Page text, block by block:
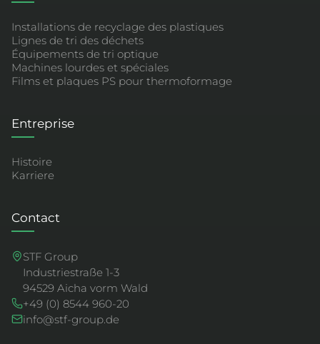
Installations de recyclage des plastiques
Lignes de tri des déchets
Équipements de tri optique
Machines lourdes et spéciales
Films et plaques PS pour thermoformage
Entreprise
Histoire
Karriere
Contact
STF Group
Industriestraße 1-3
94529 Aicha vorm Wald
+49 (0) 8544 960-20
info@stf-group.de